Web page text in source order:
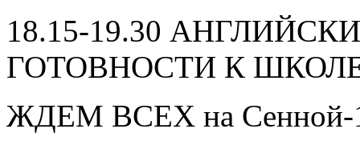
18.15-19.30
ГОТОВНОСТИ К ШКОЛЕ
ЖДЕМ ВСЕХ на Сенной-